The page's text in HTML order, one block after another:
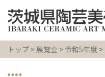
トップ >展覧会 > 令和5年度 >